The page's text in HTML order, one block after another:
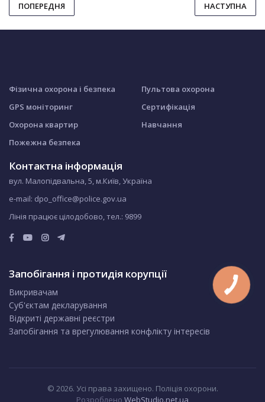
ПОПЕРЕДНЯ НАСТУПНА
Фізична охорона і безпека
GPS моніторинг
Охорона квартир
Пожежна безпека
Пультова охорона
Сертифікація
Навчання
Контактна інформація
вул. Малопідвальна, 5, м.Київ, Україна
e-mail: dpo_office@police.gov.ua
Лінія працює цілодобово, тел.: 9899
Запобігання і протидія корупції
Викривачам
Суб'єктам декларування
Відкриті державні реєстри
Запобігання та врегулювання конфлікту інтересів
© 2026. Усі права захищено. Поліція охорони.